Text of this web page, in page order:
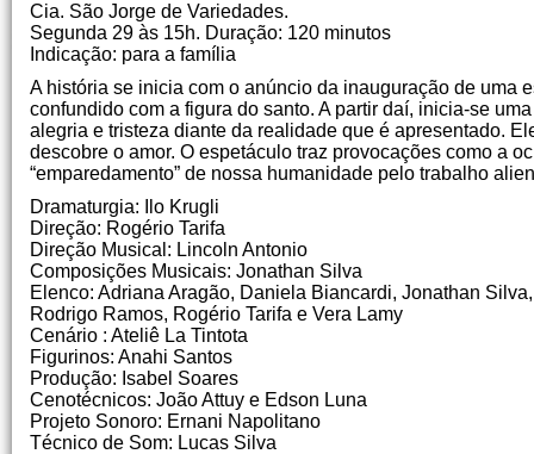
Cia. São Jorge de Variedades.
Segunda 29 às 15h. Duração: 120 minutos
Indicação: para a família
A história se inicia com o anúncio da inauguração de uma
confundido com a figura do santo. A partir daí, inicia-se
alegria e tristeza diante da realidade que é apresentado.
descobre o amor. O espetáculo traz provocações como a
“emparedamento” de nossa humanidade pelo trabalho
Dramaturgia: Ilo Krugli
Direção: Rogério Tarifa
Direção Musical: Lincoln Antonio
Composições Musicais: Jonathan Silva
Elenco: Adriana Aragão, Daniela Biancardi, Jonathan
Rodrigo Ramos, Rogério Tarifa e Vera Lamy
Cenário : Ateliê La Tintota
Figurinos: Anahi Santos
Produção: Isabel Soares
Cenotécnicos: João Attuy e Edson Luna
Projeto Sonoro: Ernani Napolitano
Técnico de Som: Lucas Silva